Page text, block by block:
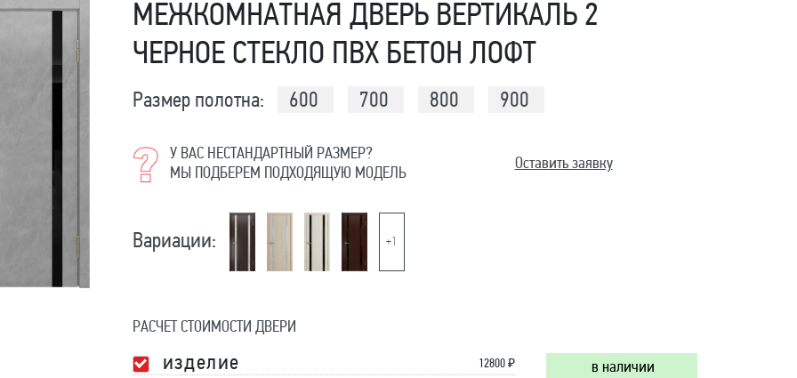
МЕЖКОМНАТНАЯ ДВЕРЬ ВЕРТИКАЛЬ 2
ЧЕРНОЕ СТЕКЛО ПВХ БЕТОН ЛОФТ
Размер полотна: 600 700 800 900
У ВАС НЕСТАНДАРТНЫЙ РАЗМЕР?
МЫ ПОДБЕРЕМ ПОДХОДЯЩУЮ МОДЕЛЬ
Оставить заявку
Вариации: +1
РАСЧЕТ СТОИМОСТИ ДВЕРИ
изделие 12800₽ в наличии